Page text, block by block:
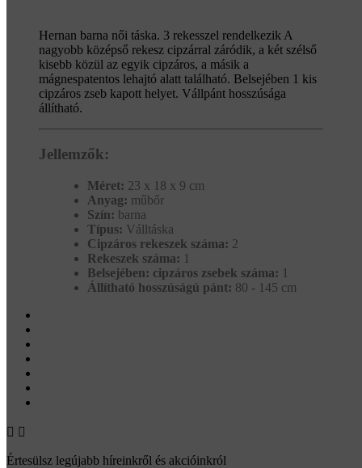
Hernan barna női táska. 3 rekesszel rendelkezik A
nagyobb középső rekesz cipzárral záródik, a két szélső
kisebb közül az egyik cipzáros, a másik a
mágnespatentos lehajtó alatt található. Belsejében 1 kis
cipzáros zseb kapott helyet. Vállpánt hosszúsága
állítható.
Jellemzők:
Méret: 23 x 18 x 9 cm
Anyag: műbőr
Szín: barna
Típus: Válltáska
Cipzáros rekeszek száma: 2
Rekeszek száma: 1
Belsejében: cipzáros zsebek száma: 1
Állítható hosszúságú pánt: 80 - 145 cm
 
Értesülsz legújabb híreinkről és akcióinkról